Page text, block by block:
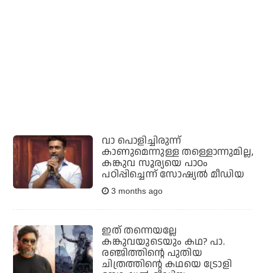
വാ പൊളിച്ചിരുന്ന്
കാണുമെന്നുള്ള തള്ളൊന്നുമില്ല,
കങ്കുവ സൂര്യയെ പാഠം
പഠിപ്പിച്ചെന്ന് സോഷ്യല്‍ മീഡിയ
3 months ago
ഇത് തന്നെയല്ലേ
കങ്കുവയുടെയും കഥ? പാ.
രഞ്ജിത്തിന്റെ പുതിയ
ചിത്രത്തിന്റെ കഥയെ ട്രോളി